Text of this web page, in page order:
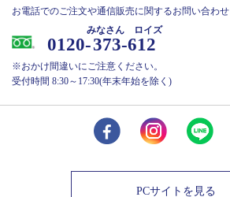
お電話でのご注文や通信販売に関するお問い合わせ
0120-373-612
みなさん ロイズ
※おかけ間違いにご注意ください。
受付時間 8:30～17:30(年末年始を除く)
PCサイトを見る